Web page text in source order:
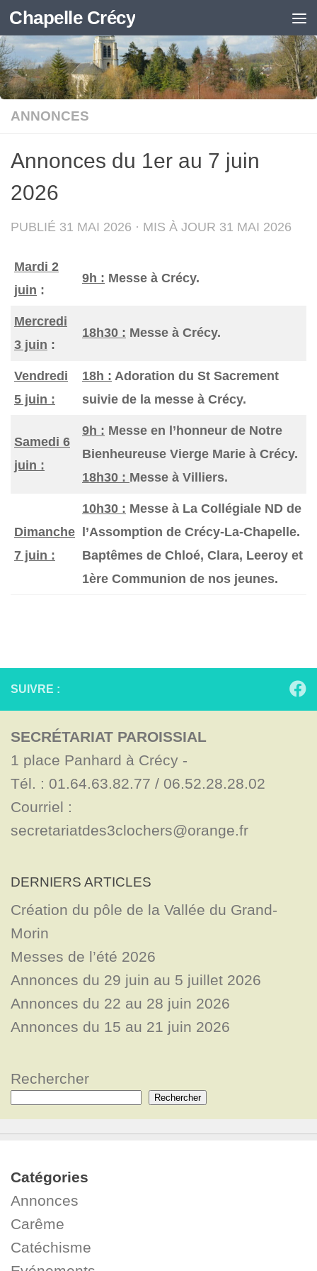
Skip to content
Chapelle Crécy
ANNONCES
Annonces du 1er au 7 juin
2026
PUBLIÉ 31 MAI 2026 · MIS À JOUR 31 MAI 2026
Mardi 2
juin :
9h : Messe à Crécy.
Mercredi
3 juin :
18h30 : Messe à Crécy.
Vendredi
5 juin :
18h : Adoration du St Sacrement
suivie de la messe à Crécy.
Samedi 6
juin :
9h : Messe en l’honneur de Notre
Bienheureuse Vierge Marie à Crécy.
18h30 : Messe à Villiers.
Dimanche
7 juin :
10h30 : Messe à La Collégiale ND de
l’Assomption de Crécy-La-Chapelle.
Baptêmes de Chloé, Clara, Leeroy et
1ère Communion de nos jeunes.
SUIVRE :
SECRÉTARIAT PAROISSIAL
1 place Panhard à Crécy -
Tél. : 01.64.63.82.77 / 06.52.28.28.02
Courriel :
secretariatdes3clochers@orange.fr
DERNIERS ARTICLES
Création du pôle de la Vallée du Grand-
Morin
Messes de l’été 2026
Annonces du 29 juin au 5 juillet 2026
Annonces du 22 au 28 juin 2026
Annonces du 15 au 21 juin 2026
Rechercher
Rechercher
Catégories
Annonces
Carême
Catéchisme